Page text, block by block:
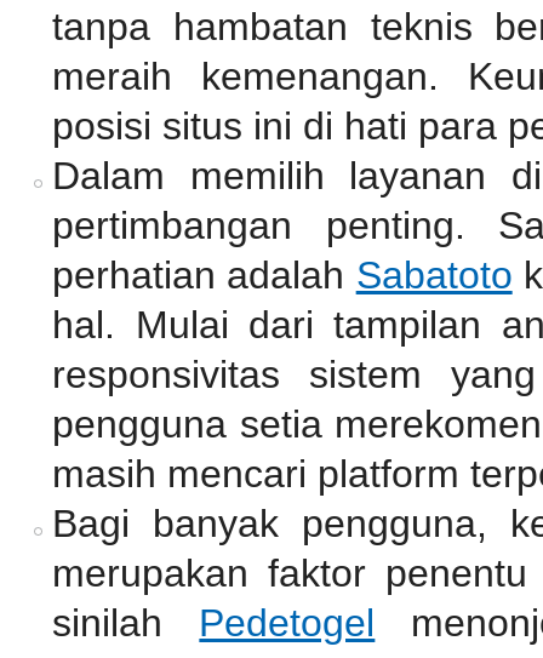
tanpa hambatan teknis
meraih kemenangan.
posisi situs ini di hati para
Dalam memilih layanan
pertimbangan penting.
perhatian adalah Sabatoto
hal. Mulai dari tampilan
responsivitas sistem
pengguna setia
masih mencari platform
Bagi banyak pengguna,
merupakan faktor
sinilah Pedetogel